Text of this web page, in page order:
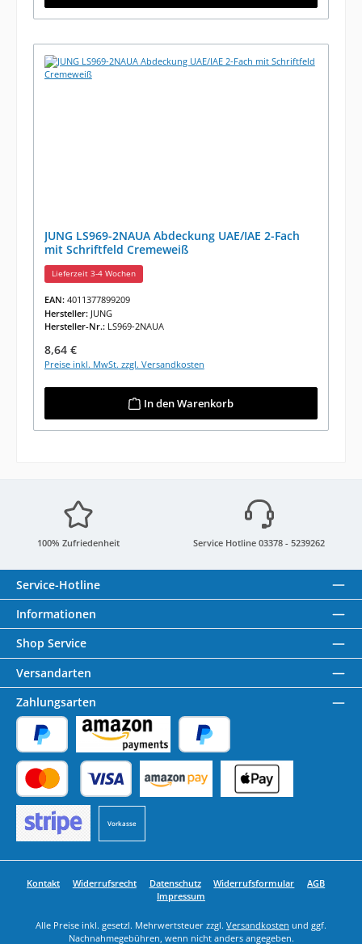
JUNG LS969-2NAUA Abdeckung UAE/IAE 2-Fach
mit Schriftfeld Cremeweiß
Lieferzeit 3-4 Wochen
EAN: 4011377899209
Hersteller: JUNG
Hersteller-Nr.: LS969-2NAUA
Regulärer Preis:
8,64 €
Preise inkl. MwSt. zzgl. Versandkosten
In den Warenkorb
100% Zufriedenheit Service Hotline 03378 - 5239262
Service-Hotline
Informationen
Shop Service
Versandarten
Zahlungsarten
PayPal Amazon Pay Später Bezahlen
Kredit- oder Debitkarte
Vorkasse
Benutzerdefiniertes Bild 1
Kontakt Widerrufsrecht Datenschutz Widerrufsformular
AGB
Impressum
Alle Preise inkl. gesetzl. Mehrwertsteuer zzgl. Versandkosten und ggf.
Nachnahmegebühren, wenn nicht anders angegeben.